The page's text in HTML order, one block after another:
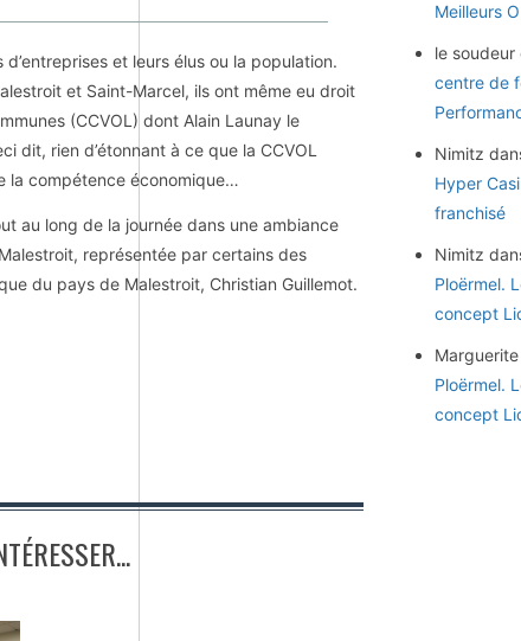
et leurs élus ou la population.
et Saint-Marcel, ils ont même eu droit
(CCVOL) dont Alain Launay le
dit, rien d’étonnant à ce que la CCVOL
la compétence économique…
au long de la journée dans une ambiance
représentée par certains des
du pays de Malestroit, Christian Guillemot.
Meilleurs
le soudeur
centre de
Nimitz
Hyper
franchisé
Nimitz
Ploërmel.
concept
Marguerite
Ploërmel.
concept